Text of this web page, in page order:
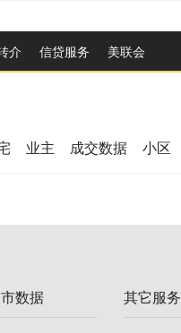
介 信贷服务 美联会
业主 成交数据 小区
数据 其它服务